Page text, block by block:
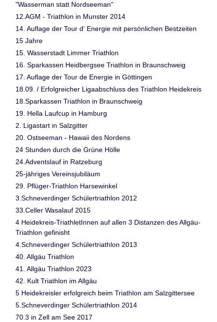
"Wasserman statt Nordseeman"
12.AGM - Triathlon in Munster 2014
14. Auflage der Tour d‘ Energie mit persönlichen Bestzeiten
15 Jahre
15. Wasserstadt Limmer Triathlon
16. Sparkassen Heidbergsee Triathlon in Braunschweig
17. Auflage der Tour de Energie in Göttingen
18.09. / Erfolgreicher Ligaabschluss des Triathlon Heidekreis
18.Sparkassen Triathlon in Braunschweig
19. Hella Laufcup in Hamburg
2. Ligastart in Salzgitter
20. Ostseeman - Hawaii des Nordens
24 Stunden durch die Grüne Hölle
24.Adventslauf in Ratzeburg
25-jähriges Vereinsjubiläum
29. Pflüger-Triathlon Harsewinkel
3.Schneverdinger Schülertriathlon 2012
33.Celler Wasalauf 2015
4 Heidekreis-TriathletInnen auf allen 3 Distanzen des Allgäu-
Triathlon gefinisht
4.Schneverdinger Schülertriathlon 2013
40. Allgäu Triathlon
41. Allgäu Triathlon 2023
42. Kult Triathlon im Allgäu
5 Heidekreisler erfolgreich beim Triathlon am Salzgittersee
5.Schneverdinger Schülertriathlon 2014
70.3 in Zell am See 2017